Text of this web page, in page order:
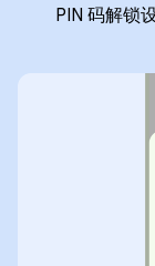
PIN 码解锁